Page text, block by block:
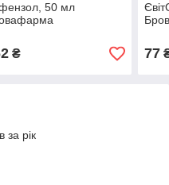
50 мл
₴ 77
за рік